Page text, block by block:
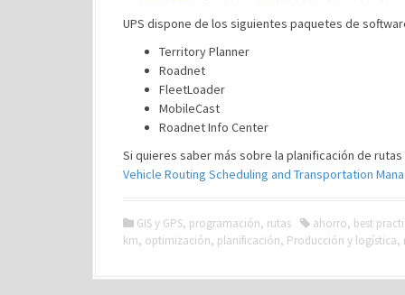
UPS dispone de los siguientes paquetes de
Territory Planner
Roadnet
FleetLoader
MobileCast
Roadnet Info Center
Si quieres saber más sobre la planificación de
Vehicle Routing Scheduling and Transportation
GIS y GPS, programación, rutas ahorro, best
km, optimización, planificación, Producción y logística,